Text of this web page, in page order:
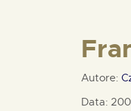
Autore:
Data: